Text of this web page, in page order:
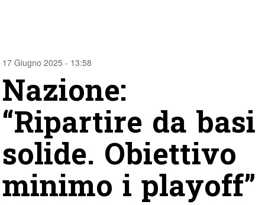
17 Giugno 2025 - 13:58
Nazione:
“Ripartire da basi
solide. Obiettivo
minimo i playoff”